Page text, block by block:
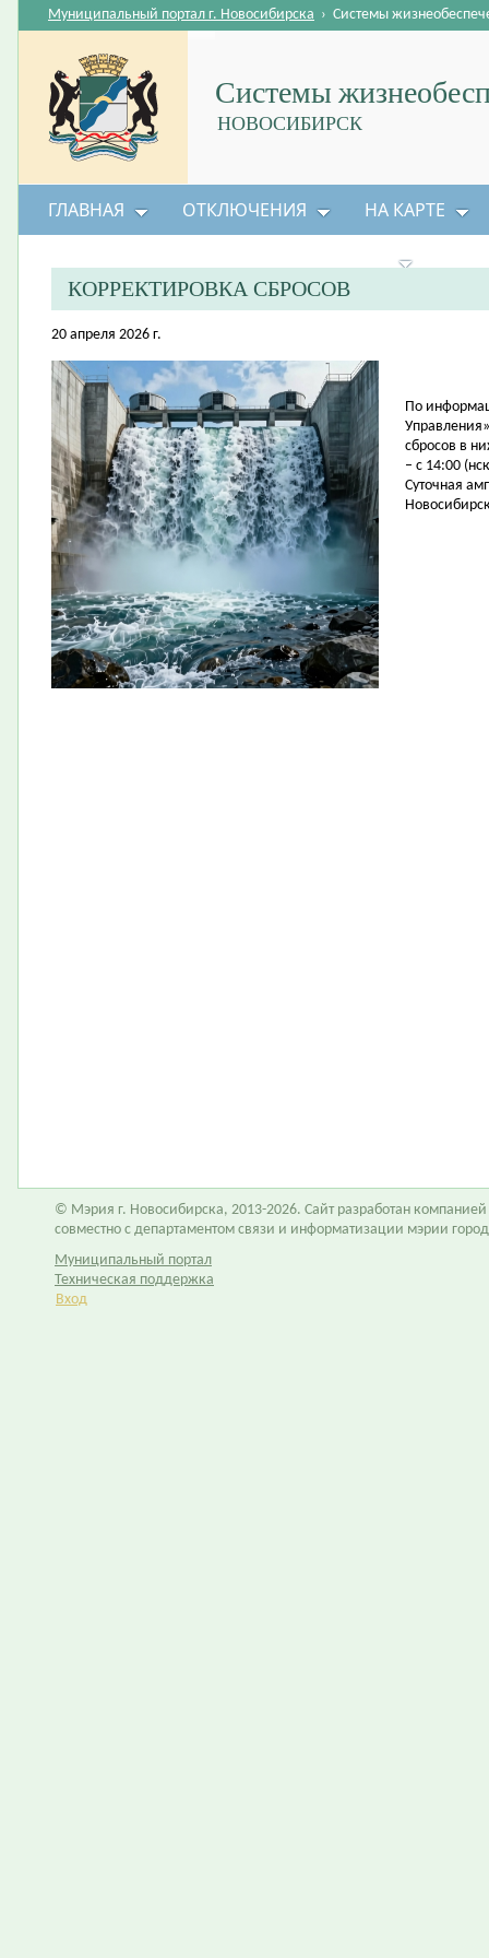
Системы
НОВОСИБИРСК
Муниципальный портал г. Новосибирска › Системы
ГЛАВНАЯ ОТКЛЮЧЕНИЯ НА КАРТЕ
КОРРЕКТИРОВКА СБРОСОВ
20 апреля 2026 г.
По
сбросов в
– с 14:00
Суточная
© Мэрия г. Новосибирска, 2013-2026. Сайт разработан компанией
совместно с департаментом связи и информатизации мэрии
Муниципальный портал
Техническая поддержка
Вход